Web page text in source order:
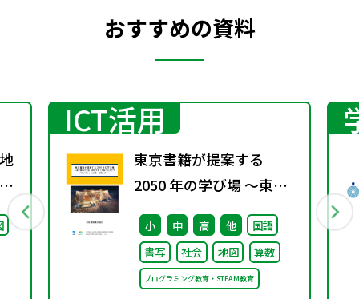
おすすめの資料
ICT活用
東京書籍が提案する
2050 年の学び場 ～東京
書籍は大阪・関西万博
「大阪ヘルスケア パビリ
オン」に出展・協賛しま
す～
小 中 高 他
国語
書写
社会 地図 算数
プログラミング教育・STEAM教育